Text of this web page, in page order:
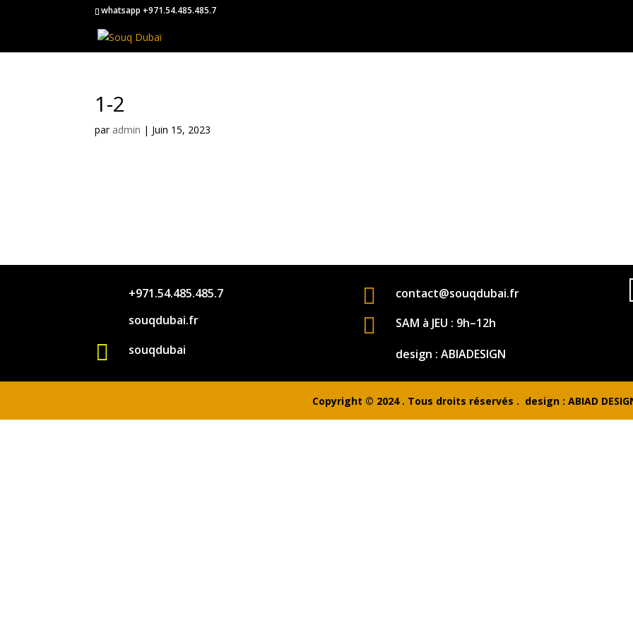
whatsapp +971.54.485.485.7
1-2
par admin | Juin 15, 2023
+971.54.485.485.7
souqdubai.fr
 souqdubai
 contact@souqdubai.fr

SAM à JEU : 9h–12h
design : ABIADESIGN
Copyright © 2024 . Tous droits réservés . design : ABIAD